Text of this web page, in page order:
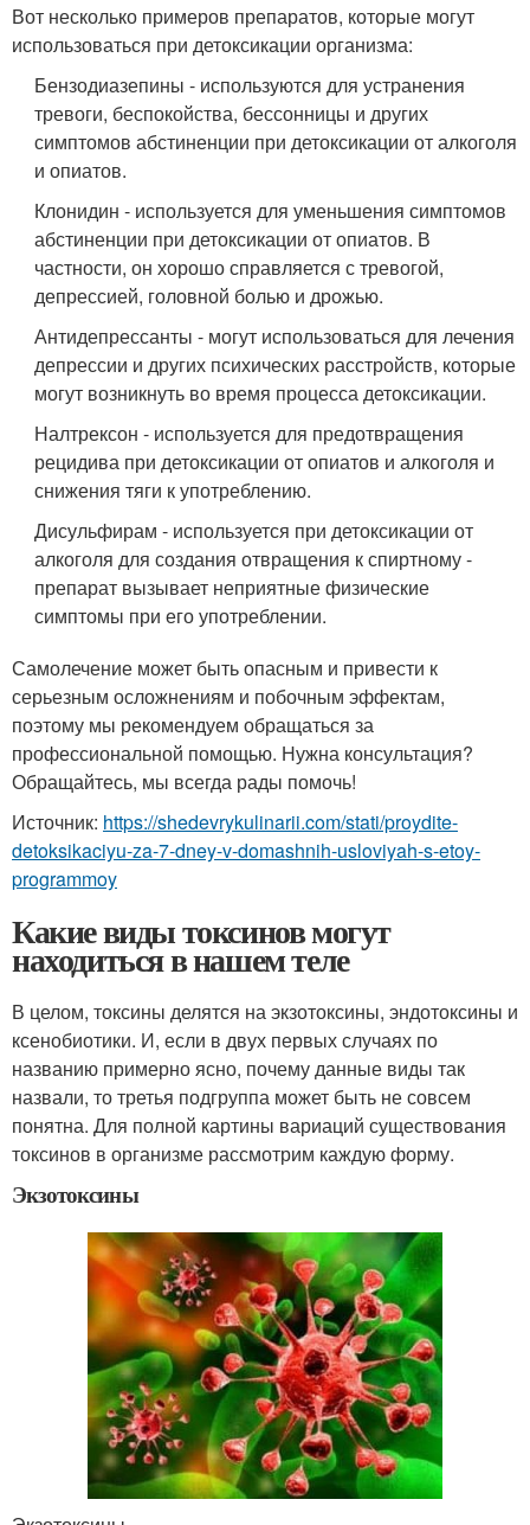
Вот несколько примеров препаратов, которые могут
использоваться при детоксикации организма:
Бензодиазепины - используются для устранения
тревоги, беспокойства, бессонницы и других
симптомов абстиненции при детоксикации от алкоголя
и опиатов.
Клонидин - используется для уменьшения симптомов
абстиненции при детоксикации от опиатов. В
частности, он хорошо справляется с тревогой,
депрессией, головной болью и дрожью.
Антидепрессанты - могут использоваться для лечения
депрессии и других психических расстройств, которые
могут возникнуть во время процесса детоксикации.
Налтрексон - используется для предотвращения
рецидива при детоксикации от опиатов и алкоголя и
снижения тяги к употреблению.
Дисульфирам - используется при детоксикации от
алкоголя для создания отвращения к спиртному -
препарат вызывает неприятные физические
симптомы при его употреблении.
Самолечение может быть опасным и привести к
серьезным осложнениям и побочным эффектам,
поэтому мы рекомендуем обращаться за
профессиональной помощью. Нужна консультация?
Обращайтесь, мы всегда рады помочь!
Источник: https://shedevrykulinarii.com/stati/proydite-
detoksikaciyu-za-7-dney-v-domashnih-usloviyah-s-etoy-
programmoy
Какие виды токсинов могут
находиться в нашем теле
В целом, токсины делятся на экзотоксины, эндотоксины и
ксенобиотики. И, если в двух первых случаях по
названию примерно ясно, почему данные виды так
назвали, то третья подгруппа может быть не совсем
понятна. Для полной картины вариаций существования
токсинов в организме рассмотрим каждую форму.
Экзотоксины